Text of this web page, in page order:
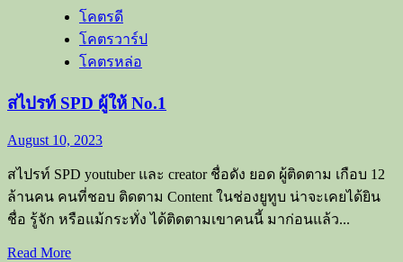
โคตรดี
โคตรวาร์ป
โคตรหล่อ
สไปรท์ SPD ผู้ให้ No.1
August 10, 2023
สไปรท์​ SPD youtuber และ creator ชื่อดัง ยอด ผู้ติดตาม เกือบ 12
ล้านคน​ คนที่ชอบ ติดตาม Content ในช่องยูทูบ น่าจะเคยได้ยิน
ชื่อ รู้จัก หรือแม้กระทั่ง ได้ติดตามเขาคนนี้ มาก่อนแล้ว...
Read MoreRead